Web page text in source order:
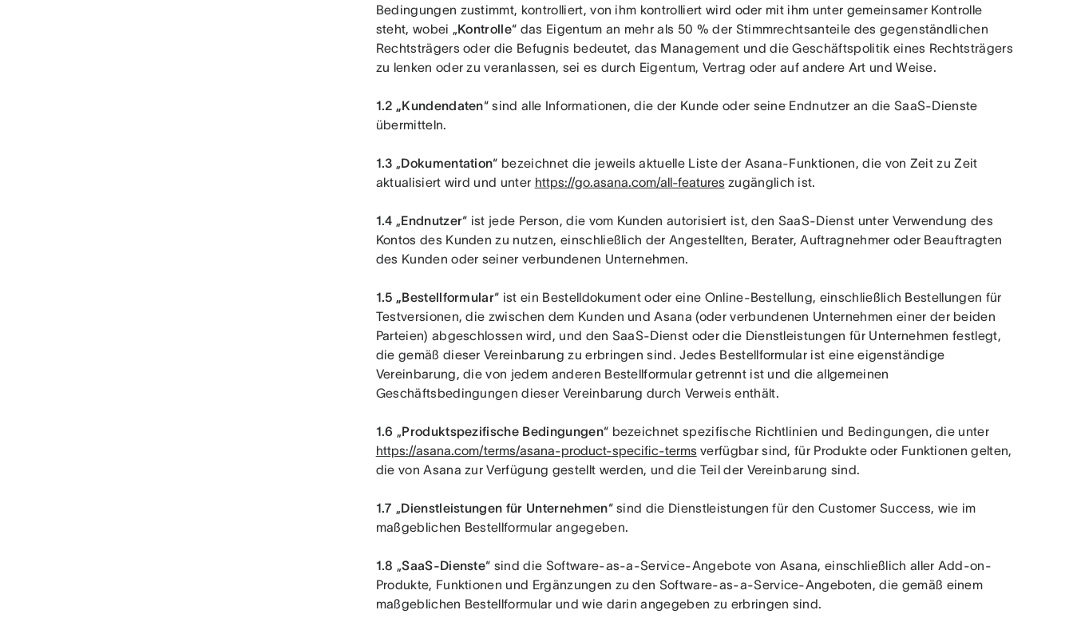
Bedingungen zustimmt, kontrolliert, von ihm kontrolliert wird oder mit ihm unter gemeinsamer Kontrolle
steht, wobei „Kontrolle“ das Eigentum an mehr als 50 % der Stimmrechtsanteile des gegenständlichen
Rechtsträgers oder die Befugnis bedeutet, das Management und die Geschäftspolitik eines Rechtsträgers
zu lenken oder zu veranlassen, sei es durch Eigentum, Vertrag oder auf andere Art und Weise.
1.2 „Kundendaten“ sind alle Informationen, die der Kunde oder seine Endnutzer an die SaaS-Dienste
übermitteln.
1.3 „Dokumentation“ bezeichnet die jeweils aktuelle Liste der Asana-Funktionen, die von Zeit zu Zeit
aktualisiert wird und unter https://go.asana.com/all-features zugänglich ist.
1.4 „Endnutzer“ ist jede Person, die vom Kunden autorisiert ist, den SaaS-Dienst unter Verwendung des
Kontos des Kunden zu nutzen, einschließlich der Angestellten, Berater, Auftragnehmer oder Beauftragten
des Kunden oder seiner verbundenen Unternehmen.
1.5 „Bestellformular“ ist ein Bestelldokument oder eine Online-Bestellung, einschließlich Bestellungen für
Testversionen, die zwischen dem Kunden und Asana (oder verbundenen Unternehmen einer der beiden
Parteien) abgeschlossen wird, und den SaaS-Dienst oder die Dienstleistungen für Unternehmen festlegt,
die gemäß dieser Vereinbarung zu erbringen sind. Jedes Bestellformular ist eine eigenständige
Vereinbarung, die von jedem anderen Bestellformular getrennt ist und die allgemeinen
Geschäftsbedingungen dieser Vereinbarung durch Verweis enthält.
1.6 „Produktspezifische Bedingungen
https://asana.com/terms/asana-product-specific-terms verfügbar sind, für Produkte oder Funktionen gelten,
die von Asana zur Verfügung gestellt werden, und die Teil der Vereinbarung sind.
1.7 „Dienstleistungen für Unternehmen“ sind die Dienstleistungen für den Customer Success, wie im
maßgeblichen Bestellformular angegeben.
1.8 „SaaS-Dienste“ sind die Software-as-a-Service-Angebote von Asana, einschließlich aller Add-on-
Produkte, Funktionen und Ergänzungen zu den Software-as-a-Service-Angeboten, die gemäß einem
maßgeblichen Bestellformular und wie darin angegeben zu erbringen sind.